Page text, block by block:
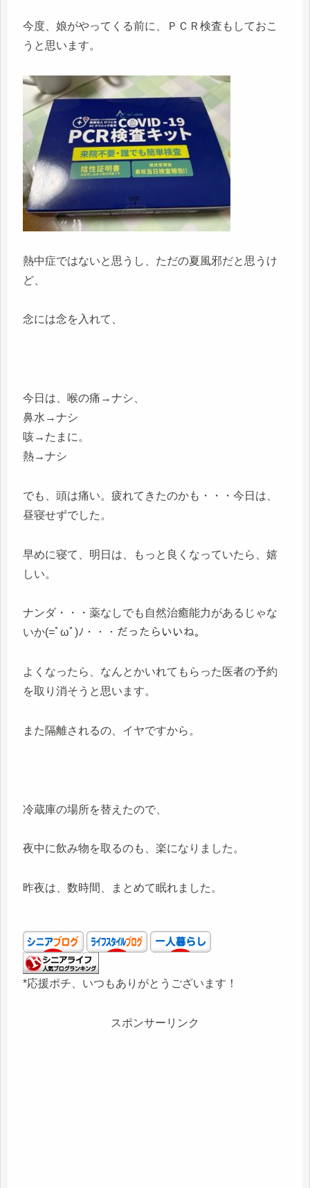
今度、娘がやってくる前に、ＰＣＲ検査もしておこ
うと思います。
熱中症ではないと思うし、ただの夏風邪だと思うけ
ど、
念には念を入れて、
今日は、喉の痛→ナシ、
鼻水→ナシ
咳→たまに。
熱→ナシ
でも、頭は痛い。疲れてきたのかも・・・今日は、
昼寝せずでした。
早めに寝て、明日は、もっと良くなっていたら、嬉
しい。
ナンダ・・・薬なしでも自然治癒能力があるじゃな
いか(=ﾟωﾟ)ﾉ・・・だったらいいね。
よくなったら、なんとかいれてもらった医者の予約
を取り消そうと思います。
また隔離されるの、イヤですから。
冷蔵庫の場所を替えたので、
夜中に飲み物を取るのも、楽になりました。
昨夜は、数時間、まとめて眠れました。
*応援ポチ、いつもありがとうございます！
スポンサーリンク